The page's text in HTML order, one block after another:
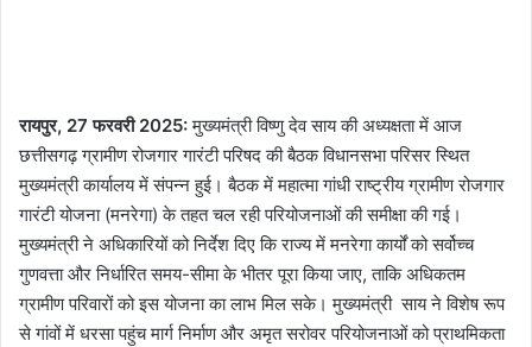
रायपुर, 27 फरवरी 2025:मुख्यमंत्री विष्णु देव साय की अध्यक्षता में आज
छत्तीसगढ़ ग्रामीण रोजगार गारंटी परिषद की बैठक विधानसभा परिसर स्थित
मुख्यमंत्री कार्यालय में संपन्न हुई। बैठक में महात्मा गांधी राष्ट्रीय ग्रामीण रोजगार
गारंटी योजना (मनरेगा) के तहत चल रही परियोजनाओं की समीक्षा की गई।
मुख्यमंत्री ने अधिकारियों को निर्देश दिए कि राज्य में मनरेगा कार्यों को सर्वोच्च
गुणवत्ता और निर्धारित समय-सीमा के भीतर पूरा किया जाए, ताकि अधिकतम
ग्रामीण परिवारों को इस योजना का लाभ मिल सके। मुख्यमंत्री साय ने विशेष रूप
से गांवों में धरसा पहुंच मार्ग निर्माण और अमृत सरोवर परियोजनाओं को प्राथमिकता